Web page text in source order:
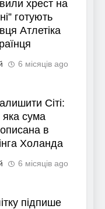
хрест на
готують
Атлетіка
6 місяців ago
Сіті:
яка сума
в
Холанда
6 місяців ago
підпише